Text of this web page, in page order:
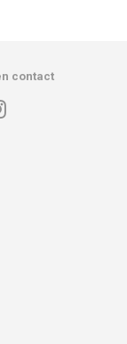
contact